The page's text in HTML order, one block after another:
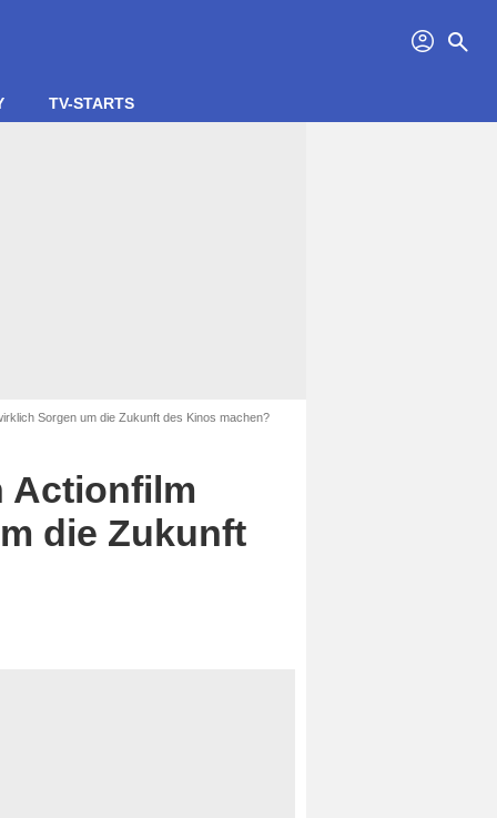
profil search
TV-STARTS
Sorgen um die Zukunft des Kinos machen?
Actionfilm
die Zukunft